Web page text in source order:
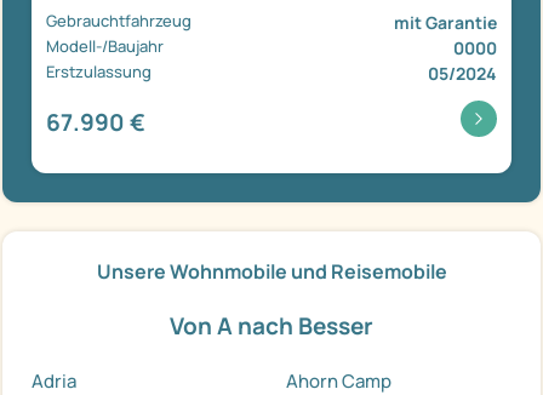
Gebrauchtfahrzeug mit Garantie
Modell-/Baujahr 0000
Erstzulassung 05/2024
67.990 €
Unsere Wohnmobile und Reisemobile
Von A nach Besser
Adria
Ahorn Camp